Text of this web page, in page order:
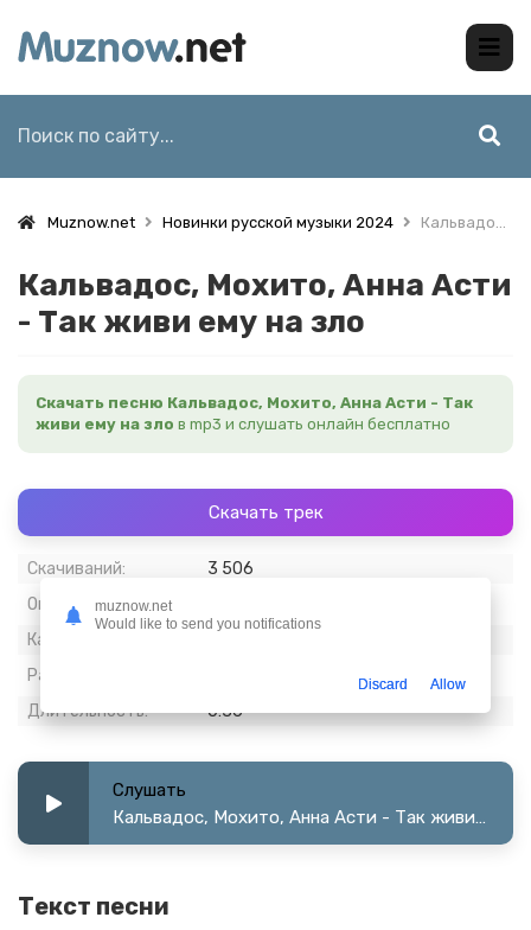
Muznow.net Новинки русской музыки 2024 Кальвадос, Мохито, Анна Асти - Так живи ему на зло
Кальвадос, Мохито, Анна Асти
- Так живи ему на зло
Скачать песню Кальвадос, Мохито, Анна Асти - Так
живи ему на зло в mp3 и слушать онлайн бесплатно
Скачать трек
Скачиваний:
3 506
Опубликовано:
Качество:
Размер:
Длительность:
0:36
Слушать
Кальвадос, Мохито, Анна Асти - Так живи ему на зло
Текст песни
muznow.net
Would like to send you notifications
Discard Allow